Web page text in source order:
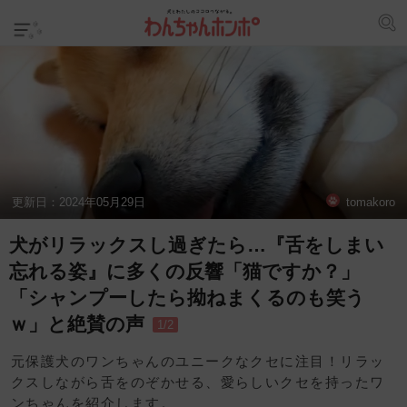
更新日： 2024年05月29日 tomakoro
犬がリラックスし過ぎたら…『舌をしまい
忘れる姿』に多くの反響「猫ですか？」
「シャンプーしたら拗ねまくるのも笑う
ｗ」と絶賛の声
1/2
元保護犬のワンちゃんのユニークなクセに注目！リラッ
クスしながら舌をのぞかせる、愛らしいクセを持ったワ
ンちゃんを紹介します。